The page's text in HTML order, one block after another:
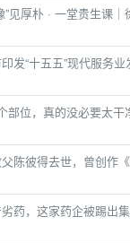
”见厚朴 · 一堂贵生课
发“十五五”现代服务
部位，真的没必要太
陈彼得去世，曾创作
药，这家药企被踢出